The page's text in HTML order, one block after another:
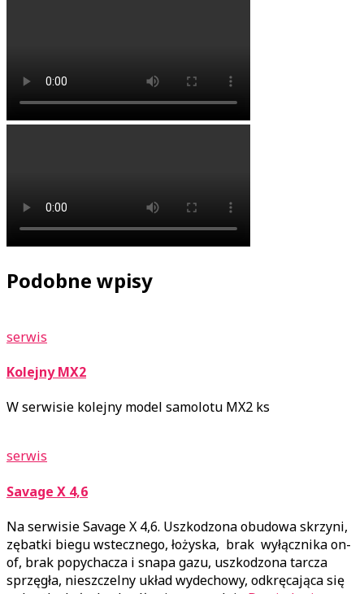
Podobne wpisy
serwis
Kolejny MX2
W serwisie kolejny model samolotu MX2 ks
serwis
Savage X 4,6
Na serwisie Savage X 4,6. Uszkodzona obudowa skrzyni,
zębatki biegu wstecznego, łożyska, brak wyłącznika on-
of, brak popychacza i snapa gazu, uszkodzona tarcza
sprzęgła, nieszczelny układ wydechowy, odkręcająca się